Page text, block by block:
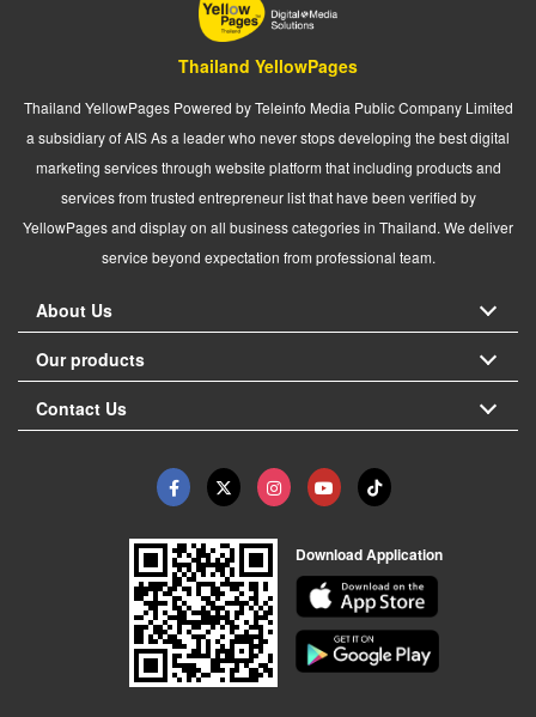
Thailand YellowPages
Thailand YellowPages Powered by Teleinfo Media Public Company Limited
a subsidiary of AIS As a leader who never stops developing the best digital
marketing services through website platform that including products and
services from trusted entrepreneur list that have been verified by
YellowPages and display on all business categories in Thailand. We deliver
service beyond expectation from professional team.
About Us
Our products
Contact Us
Download Application